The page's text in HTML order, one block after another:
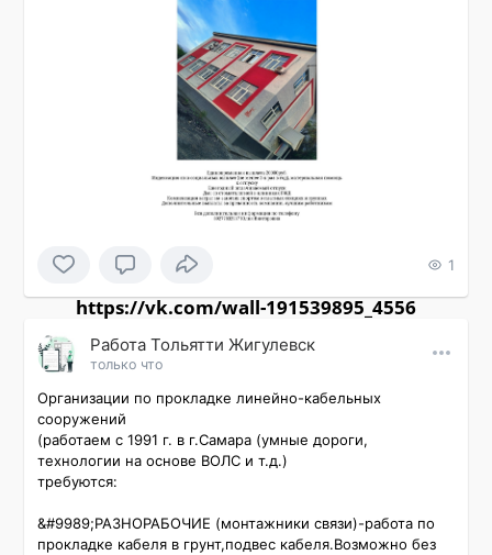
1
https://vk.com/wall-191539895_4556
Работа Тольятти Жигулевск
только что
Организации по прокладке линейно-кабельных
сооружений
(работаем с 1991 г. в г.Самара (умные дороги,
технологии на основе ВОЛС и т.д.)
требуются:
&#9989;РАЗНОРАБОЧИЕ (монтажники связи)-работа по
прокладке кабеля в грунт,подвес кабеля.Возможно без